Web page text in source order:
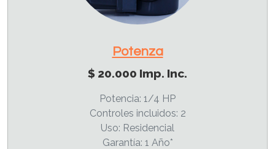
Potenza
$ 20.000 Imp. Inc.
Potencia: 1/4 HP
Controles incluidos: 2
Uso: Residencial
Garantía: 1 Año*